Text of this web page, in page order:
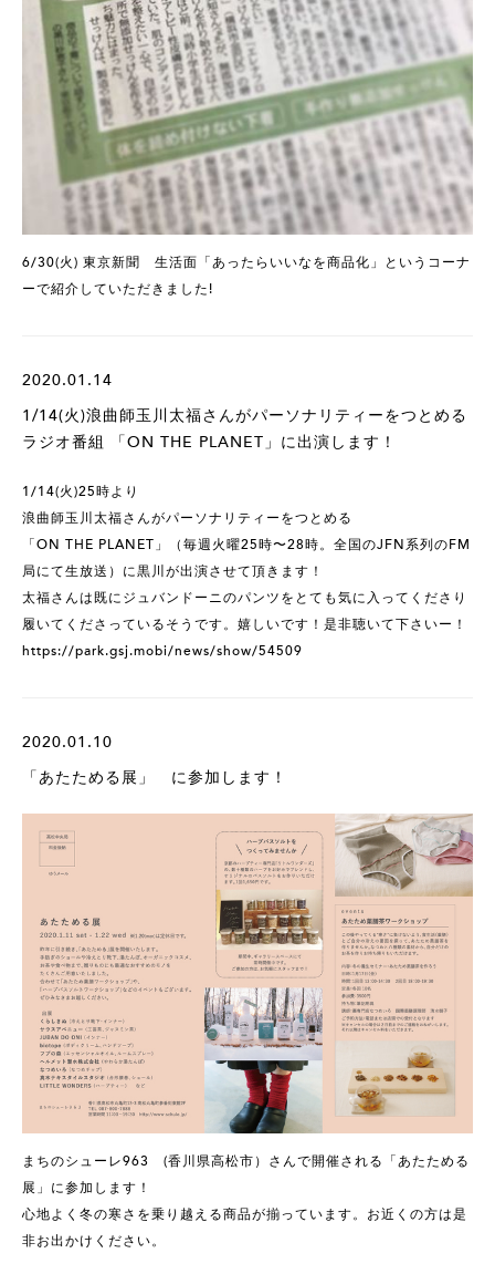
6/30(火) 東京新聞 生活面「あったらいいなを商品化」というコーナ
ーで紹介していただきました!
2020.01.14
1/14(火)浪曲師玉川太福さんがパーソナリティーをつとめる
ラジオ番組 「ON THE PLANET」に出演します！
1/14(火)25時より
浪曲師玉川太福さんがパーソナリティーをつとめる
「ON THE PLANET」（毎週火曜25時〜28時。全国のJFN系列のFM
局にて生放送）に黒川が出演させて頂きます！
太福さんは既にジュバンドーニのパンツをとても気に入ってくださり
履いてくださっているそうです。嬉しいです！是非聴いて下さいー！
https://park.gsj.mobi/news/show/54509
2020.01.10
「あたためる展」 に参加します！
まちのシューレ963 (香川県高松市）さんで開催される「あたためる
展」に参加します！
心地よく冬の寒さを乗り越える商品が揃っています。お近くの方は是
非お出かけください。